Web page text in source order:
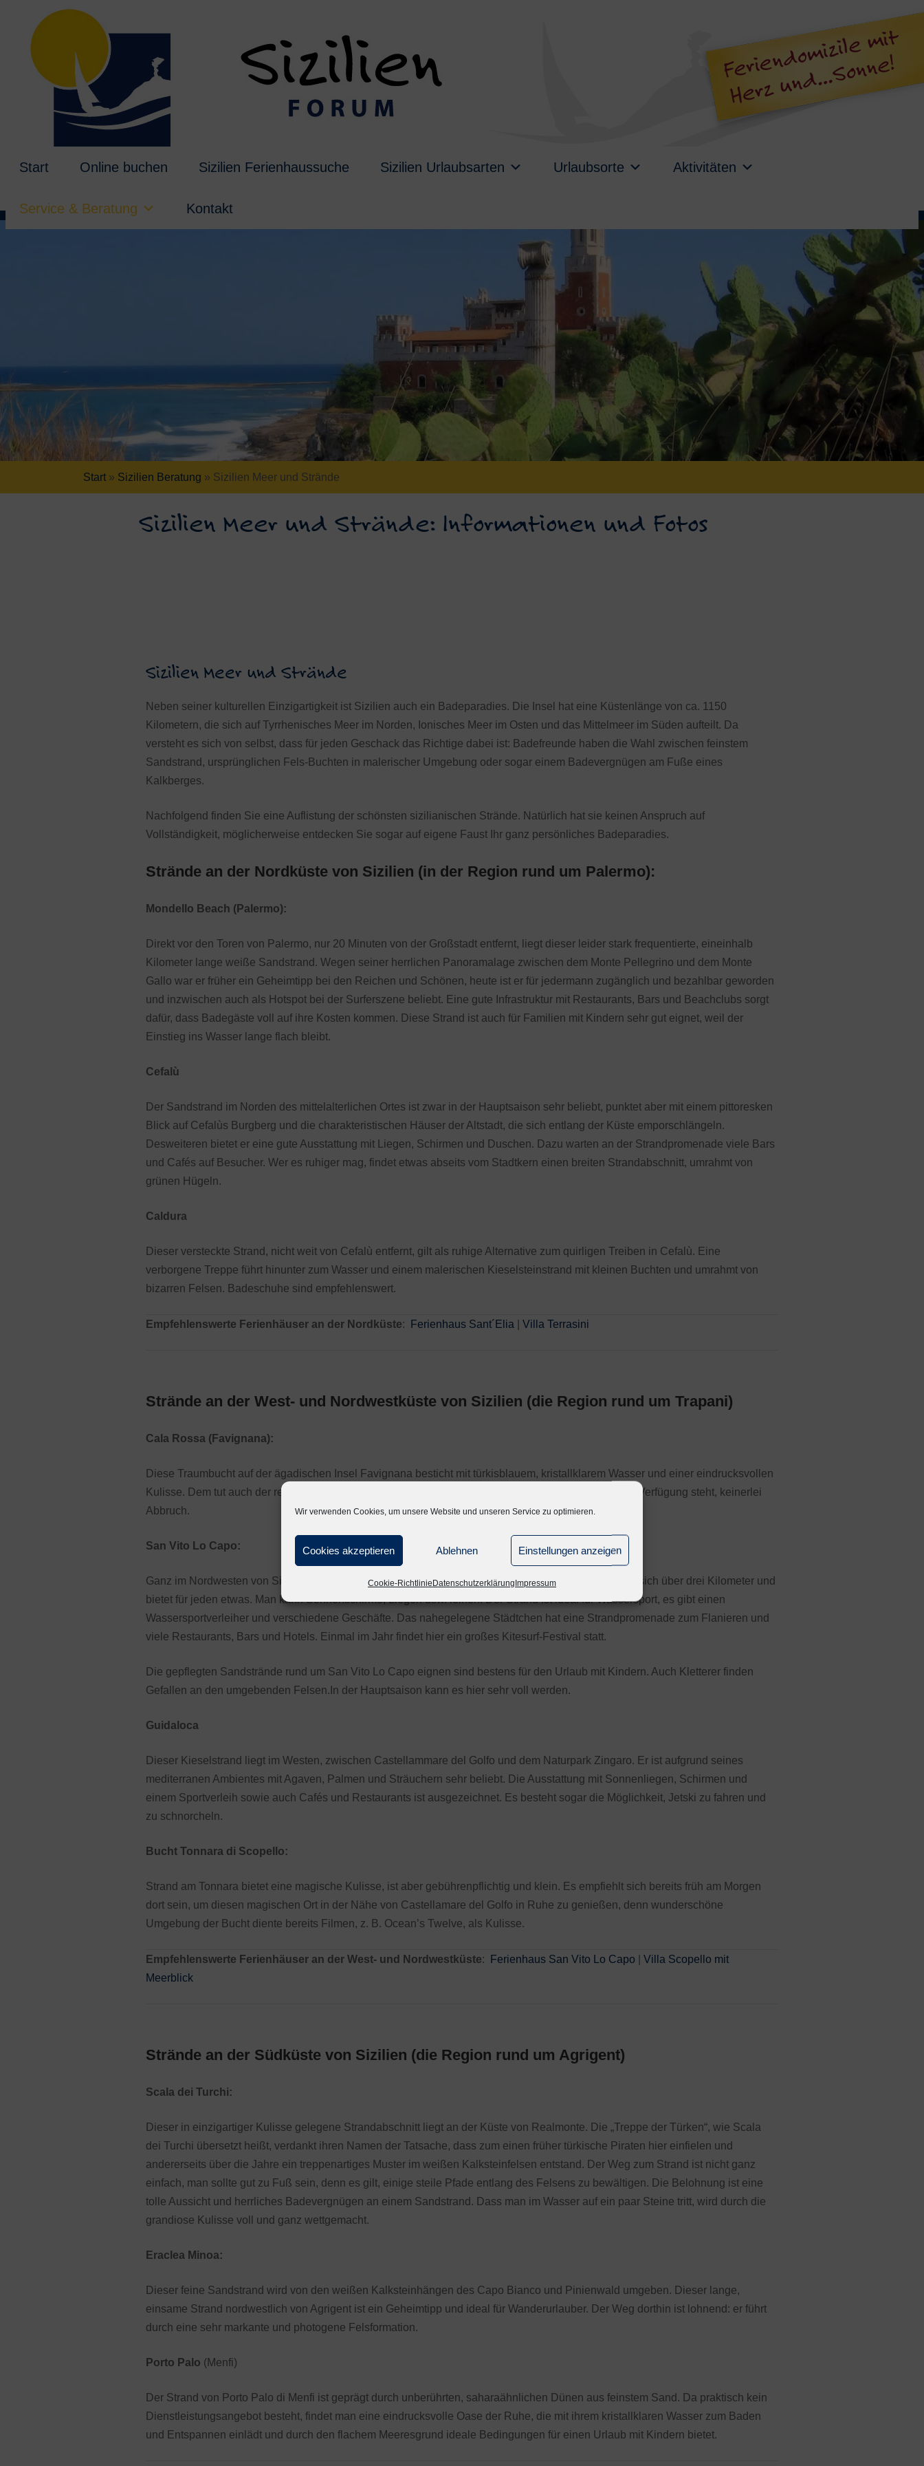
Wir verwenden Cookies, um unsere Website und unseren Service zu optimieren.
Cookies akzeptieren Ablehnen Einstellungen anzeigen
Cookie-RichtlinieDatenschutzerklärungImpressum
Start Online buchen Sizilien Ferienhaussuche Sizilien Urlaubsarten Urlaubsorte Aktivitäten
Service & Beratung Kontakt
Start» Sizilien Beratung » Sizilien Meer und Strände
Sizilien Meer und Strände: Informationen und Fotos
Sizilien Meer und Strände
Neben seiner kulturellen Einzigartigkeit ist Sizilien auch ein Badeparadies. Die Insel hat eine Küstenlänge von ca. 1150
Kilometern, die sich auf Tyrrhenisches Meer im Norden, Ionisches Meer im Osten und das Mittelmeer im Süden aufteilt. Da
versteht es sich von selbst, dass für jeden Geschack das Richtige dabei ist: Badefreunde haben die Wahl zwischen feinstem
Sandstrand, ursprünglichen Fels-Buchten in malerischer Umgebung oder sogar einem Badevergnügen am Fuße eines
Kalkberges.
Nachfolgend finden Sie eine Auflistung der schönsten sizilianischen Strände. Natürlich hat sie keinen Anspruch auf
Vollständigkeit, möglicherweise entdecken Sie sogar auf eigene Faust Ihr ganz persönliches Badeparadies.
Strände an der Nordküste von Sizilien (in der Region rund um Palermo):
Mondello Beach (Palermo):
Direkt vor den Toren von Palermo, nur 20 Minuten von der Großstadt entfernt, liegt dieser leider stark frequentierte, eineinhalb
Kilometer lange weiße Sandstrand. Wegen seiner herrlichen Panoramalage zwischen dem Monte Pellegrino und dem Monte
Gallo war er früher ein Geheimtipp bei den Reichen und Schönen, heute ist er für jedermann zugänglich und bezahlbar geworden
und inzwischen auch als Hotspot bei der Surferszene beliebt. Eine gute Infrastruktur mit Restaurants, Bars und Beachclubs sorgt
dafür, dass Badegäste voll auf ihre Kosten kommen. Diese Strand ist auch für Familien mit Kindern sehr gut eignet, weil der
Einstieg ins Wasser lange flach bleibt.
Cefalù
Der Sandstrand im Norden des mittelalterlichen Ortes ist zwar in der Hauptsaison sehr beliebt, punktet aber mit einem pittoresken
Blick auf Cefalùs Burgberg und die charakteristischen Häuser der Altstadt, die sich entlang der Küste emporschlängeln.
Desweiteren bietet er eine gute Ausstattung mit Liegen, Schirmen und Duschen. Dazu warten an der Strandpromenade viele Bars
und Cafés auf Besucher. Wer es ruhiger mag, findet etwas abseits vom Stadtkern einen breiten Strandabschnitt, umrahmt von
grünen Hügeln.
Caldura
Dieser versteckte Strand, nicht weit von Cefalù entfernt, gilt als ruhige Alternative zum quirligen Treiben in Cefalù. Eine
verborgene Treppe führt hinunter zum Wasser und einem malerischen Kieselsteinstrand mit kleinen Buchten und umrahmt von
bizarren Felsen. Badeschuhe sind empfehlenswert.
Empfehlenswerte Ferienhäuser an der Nordküste: Ferienhaus Sant´Elia Villa Terrasini
Strände an der West- und Nordwestküste von Sizilien (die Region rund um Trapani)
Cala Rossa (Favignana):
Diese Traumbucht auf der ägadischen Insel Favignana besticht mit türkisblauem, kristallklarem Wasser und einer eindrucksvollen
Kulisse. Dem tut auch der relativ schmale Sandstreifen entlang der Küste, der zum Sonnenbaden zur Verfügung steht, keinerlei
Abbruch.
San Vito Lo Capo:
Ganz im Nordwesten von Sizilien liegt die sog. sizilianische Karibik. Dieser Küstenabschnitt erstreckt sich über drei Kilometer und
bietet für jeden etwas. Man kann Sonnenschirme, Liegen usw. leihen. Der Strand ist ideal für Wassersport, es gibt einen
Wassersportverleiher und verschiedene Geschäfte. Das nahegelegene Städtchen hat eine Strandpromenade zum Flanieren und
viele Restaurants, Bars und Hotels. Einmal im Jahr findet hier ein großes Kitesurf-Festival statt.
Die gepflegten Sandstrände rund um San Vito Lo Capo eignen sind bestens für den Urlaub mit Kindern. Auch Kletterer finden
Gefallen an den umgebenden Felsen.In der Hauptsaison kann es hier sehr voll werden.
Guidaloca
Dieser Kieselstrand liegt im Westen, zwischen Castellammare del Golfo und dem Naturpark Zingaro. Er ist aufgrund seines
mediterranen Ambientes mit Agaven, Palmen und Sträuchern sehr beliebt. Die Ausstattung mit Sonnenliegen, Schirmen und
einem Sportverleih sowie auch Cafés und Restaurants ist ausgezeichnet. Es besteht sogar die Möglichkeit, Jetski zu fahren und
zu schnorcheln.
Bucht Tonnara di Scopello:
Strand am Tonnara bietet eine magische Kulisse, ist aber gebührenpflichtig und klein. Es empfiehlt sich bereits früh am Morgen
dort sein, um diesen magischen Ort in der Nähe von Castellamare del Golfo in Ruhe zu genießen, denn wunderschöne
Umgebung der Bucht diente bereits Filmen, z. B. Ocean’s Twelve, als Kulisse.
Empfehlenswerte Ferienhäuser an der West- und Nordwestküste: Ferienhaus San Vito Lo Capo
Villa Scopello mit
Meerblick
Strände an der Südküste von Sizilien (die Region rund um Agrigent)
Scala dei Turchi:
Dieser in einzigartiger Kulisse gelegene Strandabschnitt liegt an der Küste von Realmonte. Die „Treppe der Türken“, wie Scala
dei Turchi übersetzt heißt, verdankt ihren Namen der Tatsache, dass zum einen früher türkische Piraten hier einfielen und
andererseits über die Jahre ein treppenartiges Muster im weißen Kalksteinfelsen entstand. Der Weg zum Strand ist nicht ganz
einfach, man sollte gut zu Fuß sein, denn es gilt, einige steile Pfade entlang des Felsens zu bewältigen. Die Belohnung ist eine
tolle Aussicht und herrliches Badevergnügen an einem Sandstrand. Dass man im Wasser auf ein paar Steine tritt, wird durch die
grandiose Kulisse voll und ganz wettgemacht.
Eraclea Minoa:
Dieser feine Sandstrand wird von den weißen Kalksteinhängen des Capo Bianco und Pinienwald umgeben. Dieser lange,
einsame Strand nordwestlich von Agrigent ist ein Geheimtipp und ideal für Wanderurlauber. Der Weg dorthin ist lohnend: er führt
durch eine sehr markante und photogene Felsformation.
Porto Palo (Menfi)
Der Strand von Porto Palo di Menfi ist geprägt durch unberührten, saharaähnlichen Dünen aus feinstem Sand. Da praktisch kein
Dienstleistungsangebot besteht, findet man eine eindrucksvolle Oase der Ruhe, die mit ihrem kristallklaren Wasser zum Baden
und Entspannen einlädt und durch den flachem Meeresgrund ideale Bedingungen für einen Urlaub mit Kindern bietet.